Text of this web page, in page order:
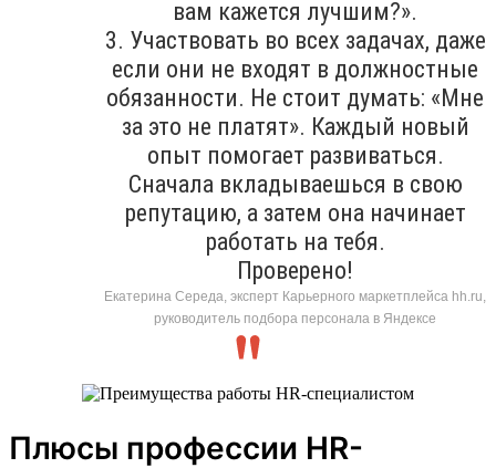
вам кажется лучшим?».
3. Участвовать во всех задачах, даже
если они не входят в должностные
обязанности. Не стоит думать: «Мне
за это не платят». Каждый новый
опыт помогает развиваться.
Сначала вкладываешься в свою
репутацию, а затем она начинает
работать на тебя.
Проверено!
Екатерина Середа, эксперт Карьерного маркетплейса hh.ru,
руководитель подбора персонала в Яндексе
Плюсы профессии HR-